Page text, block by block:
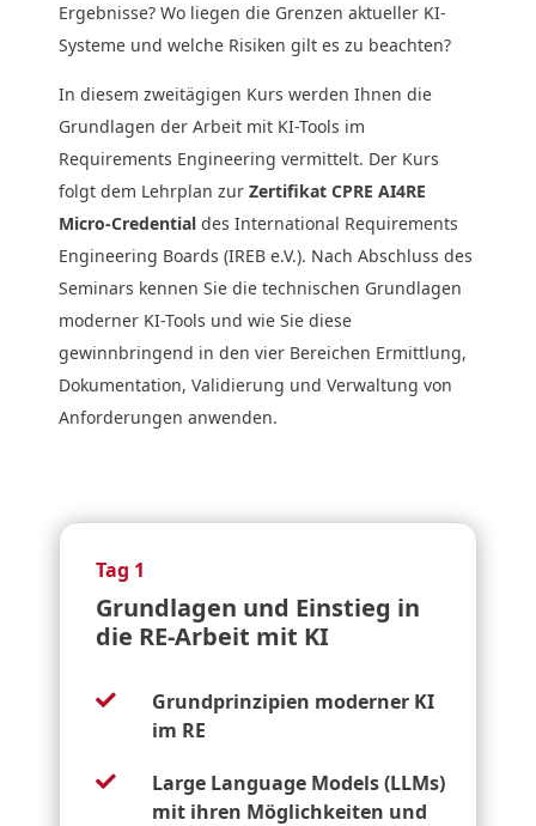
Ergebnisse? Wo liegen die Grenzen aktueller KI-
Systeme und welche Risiken gilt es zu beachten?
In diesem zweitägigen Kurs werden Ihnen die
Grundlagen der Arbeit mit KI-Tools im
Requirements Engineering vermittelt. Der Kurs
folgt dem Lehrplan zur Zertifikat CPRE AI4RE
Micro-Credentialdes International Requirements
Engineering Boards (IREB e.V.). Nach Abschluss des
Seminars kennen Sie die technischen Grundlagen
moderner KI-Tools und wie Sie diese
gewinnbringend in den vier Bereichen Ermittlung,
Dokumentation, Validierung und Verwaltung von
Anforderungen anwenden.
Tag 1
Grundlagen und Einstieg in
die RE-Arbeit mit KI

Grundprinzipien moderner KI
im RE

Large Language Models (LLMs)
mit ihren Möglichkeiten und